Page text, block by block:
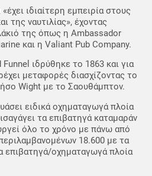
ιδιαίτερη εμπειρία στους
της ναυτιλίας», έχοντας
της όπως η Ambassador
και η Valiant Pub Company.
Funnel ιδρύθηκε το 1863 και για
μεταφορές διασχίζοντας το
Wight με το Σαουθάμπτον.
ειδικά οχηματαγωγά πλοία
τα επιβατηγά καταμαράν
όλο το χρόνο με πάνω από
18.600 με τα
επιβατηγά/οχηματαγωγά πλοία